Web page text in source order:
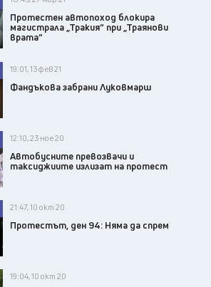
Протестен автопоход блокира
магистрала „Тракия“ при „Траянови
врата“
19:01, 13 фев 21
Фандъкова забрани Луковмарш
12:10, 23 ное 20
Автобусните превозвачи и
таксиджиите излизат на протест
21:47, 10 окт 20
Протестът, ден 94: Няма да спрем
19:04, 10 окт 20